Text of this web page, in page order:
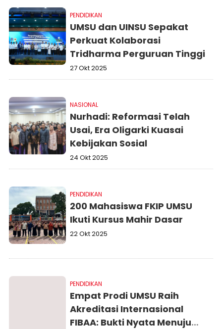
PENDIDIKAN
UMSU dan UINSU Sepakat
Perkuat Kolaborasi
Tridharma Perguruan Tinggi
27 Okt 2025
NASIONAL
Nurhadi: Reformasi Telah
Usai, Era Oligarki Kuasai
Kebijakan Sosial
24 Okt 2025
PENDIDIKAN
200 Mahasiswa FKIP UMSU
Ikuti Kursus Mahir Dasar
22 Okt 2025
PENDIDIKAN
Empat Prodi UMSU Raih
Akreditasi Internasional
FIBAA: Bukti Nyata Menuju